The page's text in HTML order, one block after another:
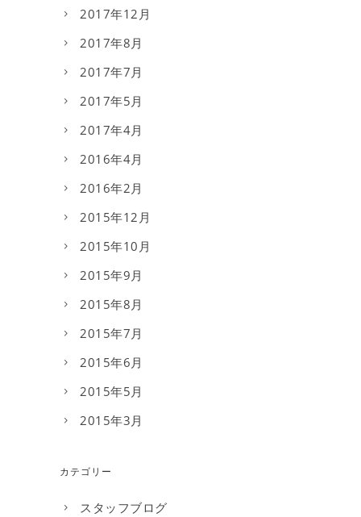
2017年12月
2017年8月
2017年7月
2017年5月
2017年4月
2016年4月
2016年2月
2015年12月
2015年10月
2015年9月
2015年8月
2015年7月
2015年6月
2015年5月
2015年3月
カテゴリー
スタッフブログ